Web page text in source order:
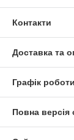
Контакти
Доставка та
Графік роботи
Повна версія